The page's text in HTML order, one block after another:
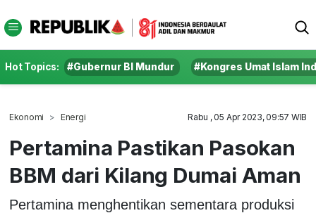
Hot Topics: #Gubernur BI Mundur #Kongres Umat Islam
Ekonomi Energi Rabu , 05 Apr 2023, 09:57 WIB
Pertamina Pastikan Pasokan
BBM dari Kilang Dumai Aman
Pertamina menghentikan sementara produksi